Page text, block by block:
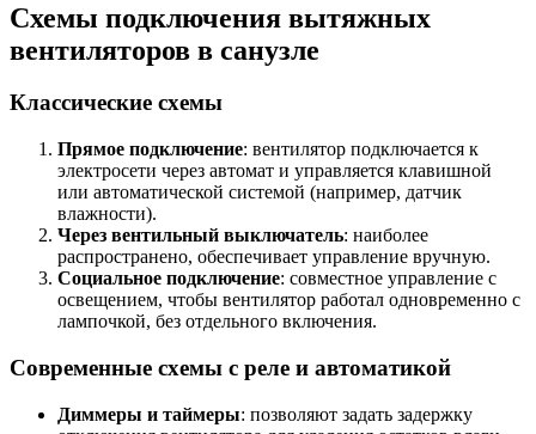
Схемы подключения вытяжных
вентиляторов в санузле
Классические схемы
Прямое подключение: вентилятор подключается к
электросети через автомат и управляется клавишной
или автоматической системой (например, датчик
влажности).
Через вентильный выключатель: наиболее
распространено, обеспечивает управление вручную.
Социальное подключение: совместное управление с
освещением, чтобы вентилятор работал одновременно с
лампочкой, без отдельного включения.
Современные схемы с реле и автоматикой
Диммеры и таймеры: позволяют задать задержку